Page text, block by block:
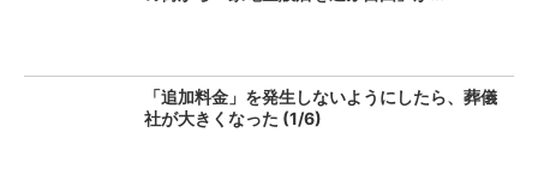
「追加料金」を発生しないようにしたら、葬儀
社が大きくなった (1/6)